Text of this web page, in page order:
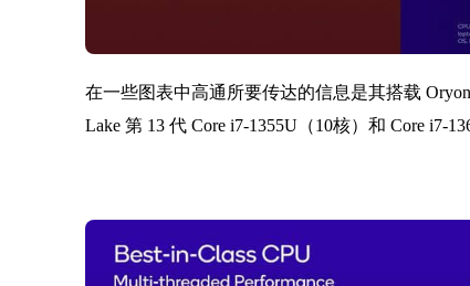
在一些图表中高通所要传达的信息是其搭载
Lake 第 13 代 Core i7-1355U（10核）和 Core i7-